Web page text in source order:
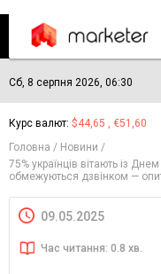
Сб, 8 серпня 2026, 06:30
Курс валют: $44,65 , €51,60
Головна
Новини
75% українців вітають із
обмежуються дзвінком —
09.05.2025
Час читання: 0.8 хв.